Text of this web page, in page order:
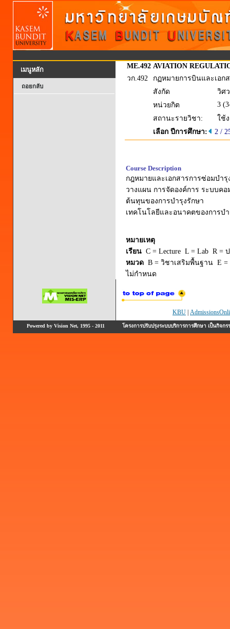
เมนูหลัก
ถอยกลับ
ME.492 AVIATION
วก.492
กฏหมายการบินและเอก
สังกัด
วิศ
หน่วยกิต
3
สถานะรายวิชา:
ใช้
เลือก ปีการศึกษา:
2 /
Course Description
กฎหมายและเอกสารการซ่อมบำ
วางแผน การจัดองค์การ ระบบค
ต้นทุนของการบำรุงรักษา
เทคโนโลยีและอนาคตของการบ
หมายเหตุ
เรียน C = Lecture L = Lab R =
หมวด B = วิชาเสริมพื้นฐาน E
ไม่กำหนด
KBU
Powered by Vision Net, 1995 - 2011 โครงการปรับปรุงระบบบริการการศึกษา เป็นกิ